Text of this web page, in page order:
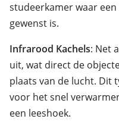
studeerkamer waar
gewenst is.
Infrarood Kachels: Net
uit, wat direct de
plaats van de lucht. Dit
voor het snel
een leeshoek.